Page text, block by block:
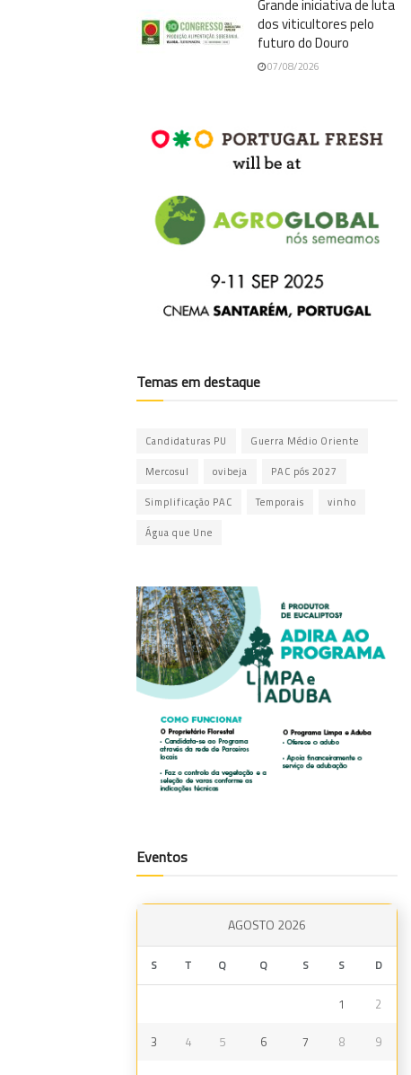
Grande iniciativa de luta
dos viticultores pelo
futuro do Douro
07/08/2026
Temas em destaque
Candidaturas PU Guerra Médio Oriente
Mercosul ovibeja PAC pós 2027
Simplificação PAC Temporais vinho
Água que Une
Eventos
AGOSTO 2026
S T Q Q S S D
1 2
3 4 5 6 7 8 9